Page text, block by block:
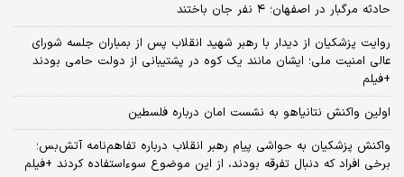
حادثه مرگبار در اصفهان؛ ۴ نفر جان باختند
روایت پزشکیان از دیدار با رهبر شهید انقلاب پس از بمباران جلسه شورای
عالی امنیت ملی؛ ایشان مانند یک کوه در پشتیبانی از دولت حامی بودند
+فیلم
اولین واکنش نتانیاهو به نشست امان درباره فلسطین
واکنش پزشکیان به حواشی پیام رهبر انقلاب درباره تفاهم‌نامه آتش‌بس؛
برخی افراد که دنبال تفرقه بودند، از این موضوع سوءاستفاده کردند +فیلم